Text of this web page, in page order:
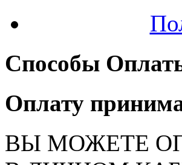
Способы
Оплату
ВЫ МОЖЕТЕ